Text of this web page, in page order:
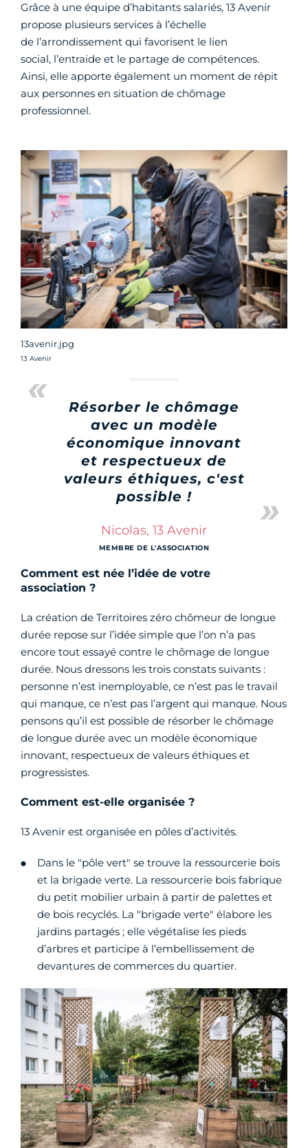
Grâce à une équipe d’habitants salariés, 13 Avenir
propose plusieurs services à l’échelle
de l’arrondissement qui favorisent le lien
social, l’entraide et le partage de compétences.
Ainsi, elle apporte également un moment de répit
aux personnes en situation de chômage
professionnel.
13avenir.jpg
Crédit photo :
13 Avenir
Résorber le chômage
avec un modèle
économique innovant
et respectueux de
valeurs éthiques, c'est
possible !
Nicolas, 13 Avenir
MEMBRE DE L'ASSOCIATION
Comment est née l’idée de votre
association ?
La création de Territoires zéro chômeur de longue
durée repose sur l’idée simple que l’on n’a pas
encore tout essayé contre le chômage de longue
durée. Nous dressons les trois constats suivants :
personne n’est inemployable, ce n’est pas le travail
qui manque, ce n’est pas l’argent qui manque. Nous
pensons qu’il est possible de résorber le chômage
de longue durée avec un modèle économique
innovant, respectueux de valeurs éthiques et
progressistes.
Comment est-elle organisée ?
13 Avenir est organisée en pôles d’activités.
Dans le "pôle vert" se trouve la ressourcerie bois
et la brigade verte. La ressourcerie bois fabrique
du petit mobilier urbain à partir de palettes et
de bois recyclés. La "brigade verte" élabore les
jardins partagés ; elle végétalise les pieds
d’arbres et participe à l’embellissement de
devantures de commerces du quartier.